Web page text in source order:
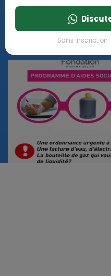
pique!
Sans inscription